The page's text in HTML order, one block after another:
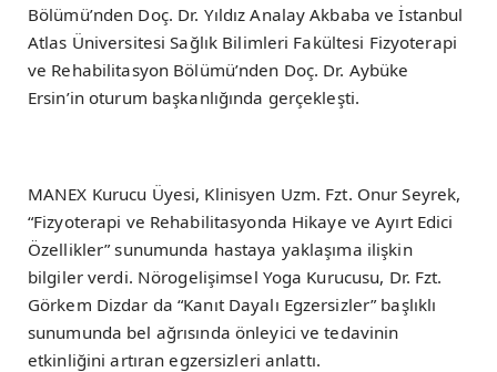
Bölümü’nden Doç. Dr. Yıldız Analay Akbaba ve İstanbul
Atlas Üniversitesi Sağlık Bilimleri Fakültesi Fizyoterapi
ve Rehabilitasyon Bölümü’nden Doç. Dr. Aybüke
Ersin’in oturum başkanlığında gerçekleşti.
MANEX Kurucu Üyesi, Klinisyen Uzm. Fzt. Onur Seyrek,
“Fizyoterapi ve Rehabilitasyonda Hikaye ve Ayırt Edici
Özellikler” sunumunda hastaya yaklaşıma ilişkin
bilgiler verdi. Nörogelişimsel Yoga Kurucusu, Dr. Fzt.
Görkem Dizdar da “Kanıt Dayalı Egzersizler” başlıklı
sunumunda bel ağrısında önleyici ve tedavinin
etkinliğini artıran egzersizleri anlattı.